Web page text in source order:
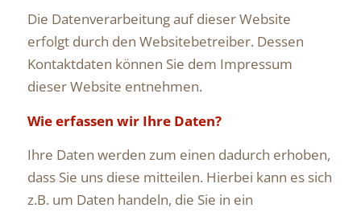
Die Datenverarbeitung auf dieser Website
erfolgt durch den Websitebetreiber. Dessen
Kontaktdaten können Sie dem Impressum
dieser Website entnehmen.
Wie erfassen wir Ihre Daten?
Ihre Daten werden zum einen dadurch erhoben,
dass Sie uns diese mitteilen. Hierbei kann es sich
z.B. um Daten handeln, die Sie in ein